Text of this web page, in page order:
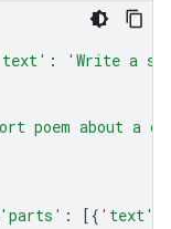
:
'Write a
poem about a
'parts' : [{ 'text'